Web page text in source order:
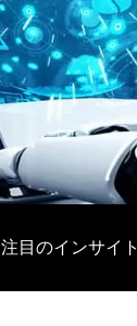
注目のインサイト